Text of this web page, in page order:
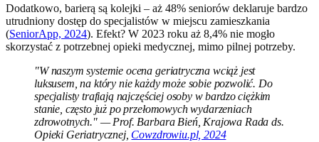
Dodatkowo, barierą są kolejki – aż 48% seniorów deklaruje bardzo
utrudniony dostęp do specjalistów w miejscu zamieszkania
(SeniorApp, 2024). Efekt? W 2023 roku aż 8,4% nie mogło
skorzystać z potrzebnej opieki medycznej, mimo pilnej potrzeby.
"W naszym systemie ocena geriatryczna wciąż jest
luksusem, na który nie każdy może sobie pozwolić. Do
specjalisty trafiają najczęściej osoby w bardzo ciężkim
stanie, często już po przełomowych wydarzeniach
zdrowotnych." — Prof. Barbara Bień, Krajowa Rada ds.
Opieki Geriatrycznej, Cowzdrowiu.pl, 2024